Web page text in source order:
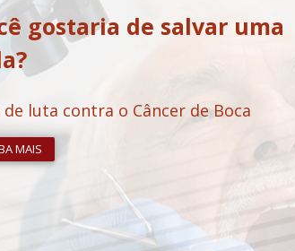
gostaria de salvar uma
de luta contra o Câncer de Boca
MAIS